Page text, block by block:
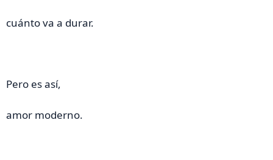
cuánto va a durar.
Pero es así,
amor moderno.